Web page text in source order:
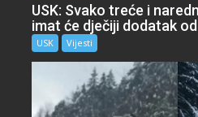
USK: Svako treće i
imat će dječiji dodatak
USK Vijesti